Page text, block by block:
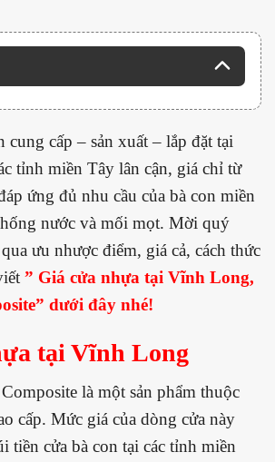
cấp – sản xuất – lắp đặt tại
tỉnh miền Tây lân cận, giá chỉ từ
ứng đủ nhu cầu của bà con miền
nước và mối mọt. Mời quý
ưu nhược điểm, giá cả, cách thức
” Giá cửa nhựa tại Vĩnh Long,
” dưới đây nhé!
tại Vĩnh Long
là một sản phẩm thuộc
cấp. Mức giá của dòng cửa này
tiền cửa bà con tại các tỉnh miền